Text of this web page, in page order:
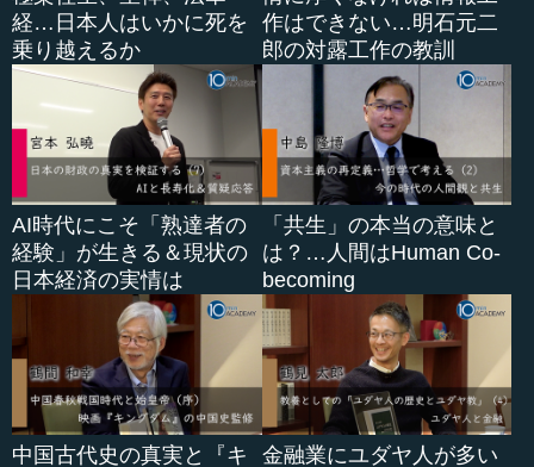
経…日本人はいかに死を
乗り越えるか
作はできない…明石元二
郎の対露工作の教訓
AI時代にこそ「熟達者の
経験」が生きる＆現状の
日本経済の実情は
「共生」の本当の意味と
は？…人間はHuman Co-
becoming
中国古代史の真実と『キ
金融業にユダヤ人が多い